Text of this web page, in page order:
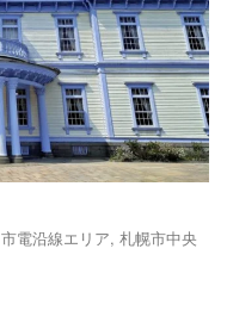
市電沿線エリア, 札幌市中央